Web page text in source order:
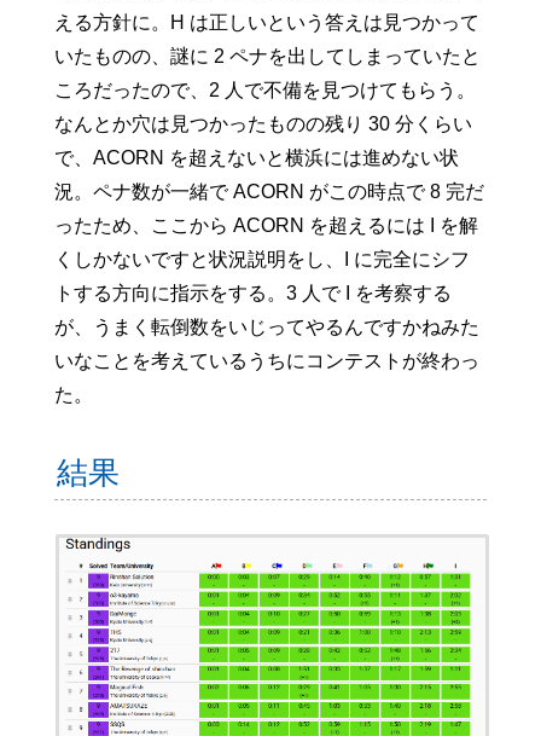
える方針に。H は正しいという答えは見つかって
いたものの、謎に 2 ペナを出してしまっていたと
ころだったので、2 人で不備を見つけてもらう。
なんとか穴は見つかったものの残り 30 分くらい
で、ACORN を超えないと横浜には進めない状
況。ペナ数が一緒で ACORN がこの時点で 8 完だ
ったため、ここから ACORN を超えるには I を解
くしかないですと状況説明をし、I に完全にシフ
トする方向に指示をする。3 人で I を考察する
が、うまく転倒数をいじってやるんですかねみた
いなことを考えているうちにコンテストが終わっ
た。
結果